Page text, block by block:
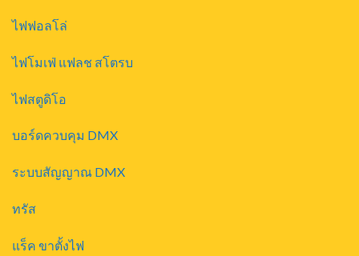
ไฟฟอลโล่
ไฟโมเฟ่ แฟลช สโตรบ
ไฟสตูดิโอ
บอร์ดควบคุม DMX
ระบบสัญญาณ DMX
ทรัส
แร็ค ขาตั้งไฟ